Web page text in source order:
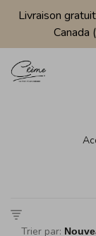
Livraison
Canada
Trier par: